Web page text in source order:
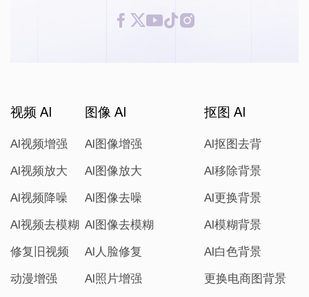
视频 AI
AI视频增强
AI视频放大
AI视频降噪
AI视频去模糊
修复旧视频
动漫增强
图像 AI
AI图像增强
AI图像放大
AI图像去噪
AI图像去模糊
AI人脸修复
AI照片增强
抠图 AI
AI抠图去背
AI移除背景
AI更换背景
AI模糊背景
AI白色背景
更换电商图背景